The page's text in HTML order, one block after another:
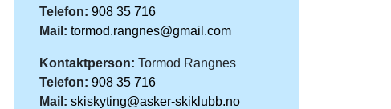
Telefon: 908 35 716
Mail: tormod.rangnes@gmail.com
Kontaktperson: Tormod Rangnes
Telefon: 908 35 716
Mail: skiskyting@asker-skiklubb.no